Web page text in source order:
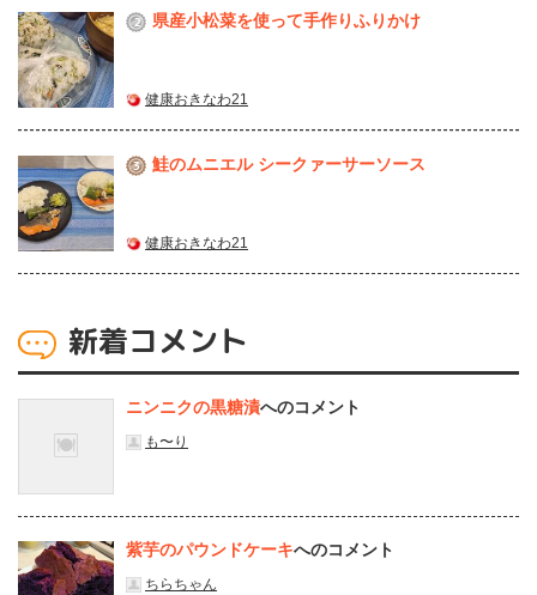
2 県産⼩松菜を使って⼿作りふりかけ
健康おきなわ21
3 鮭のムニエル シークァーサーソース
健康おきなわ21
新着コメント
ニンニクの黒糖漬へのコメント
も〜り
紫芋のパウンドケーキへのコメント
ちらちゃん